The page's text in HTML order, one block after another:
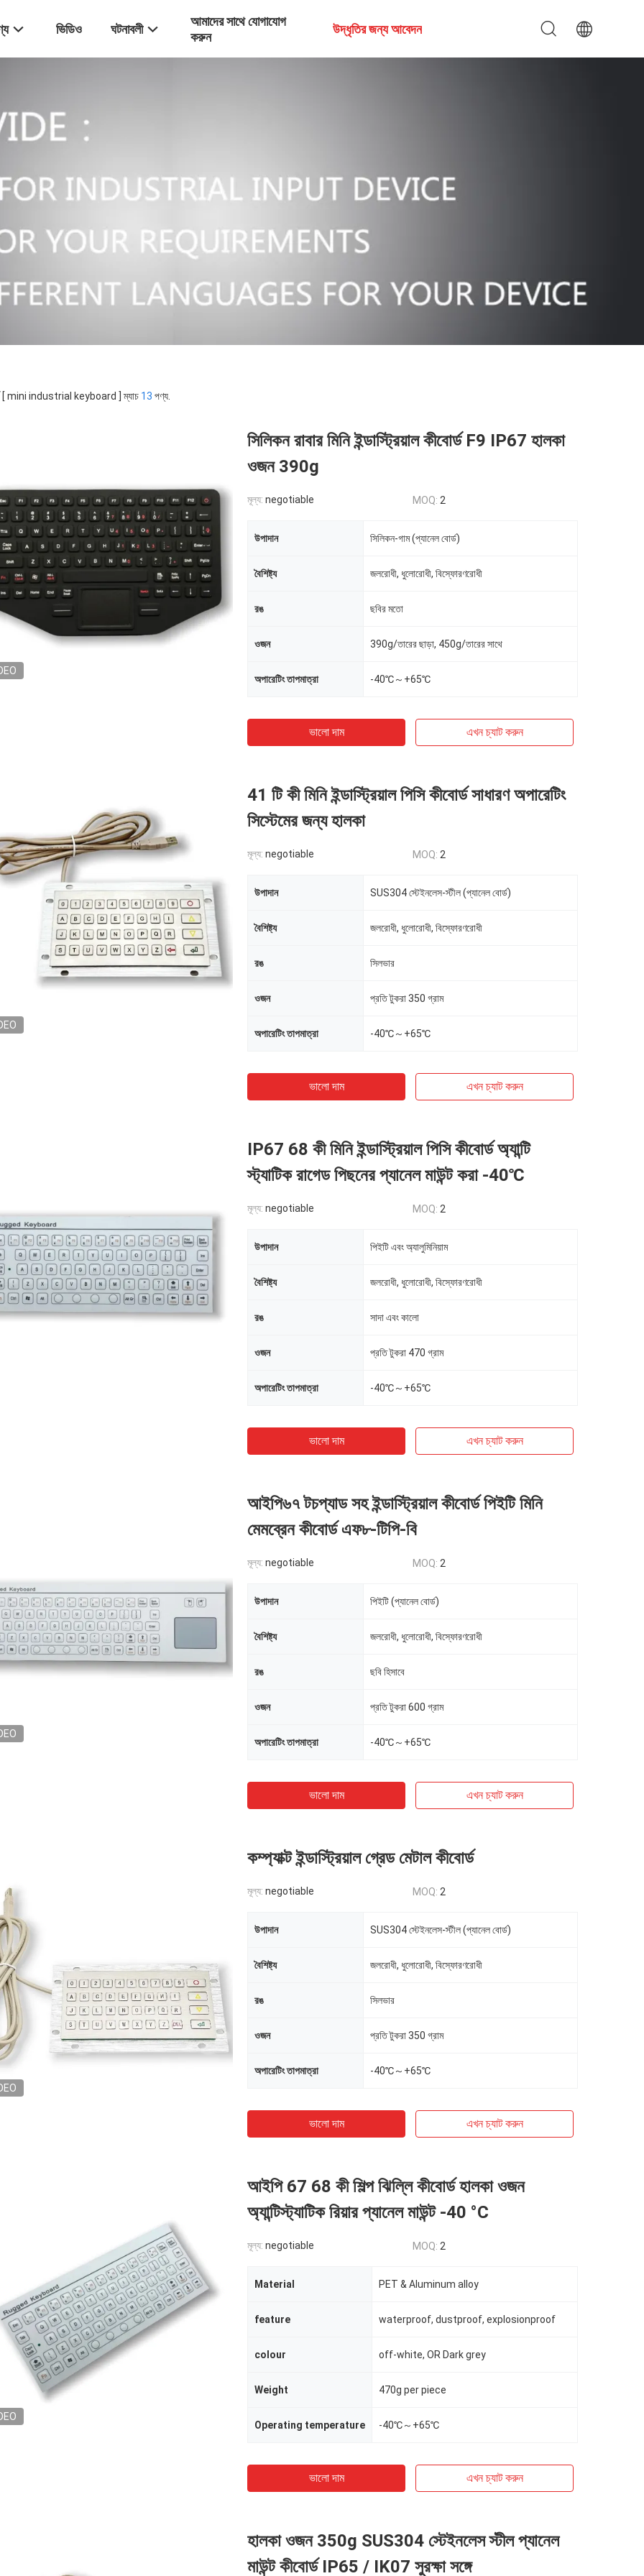
ভিডিও ঘটনাবলী
আমাদের সাথে যোগাযোগ
করুন
উদ্ধৃতির জন্য আবেদন
[ mini industrial keyboard ] ম্যাচ 13 পণ্য.
সিলিকন রাবার মিনি ইন্ডাস্ট্রিয়াল কীবোর্ড F9 IP67 হালকা
ওজন 390g
মূল্য: negotiable MOQ: 2
উপাদান সিলিকন-গাম (প্যানেল বোর্ড)
বৈশিষ্ট্য জলরোধী, ধুলোরোধী, বিস্ফোরণরোধী
রঙ ছবির মতো
ওজন 390g/তারের ছাড়া, 450g/তারের সাথে
অপারেটিং তাপমাত্রা -40℃～+65℃
ভালো দাম এখন চ্যাট করুন
41 টি কী মিনি ইন্ডাস্ট্রিয়াল পিসি কীবোর্ড সাধারণ অপারেটিং
সিস্টেমের জন্য হালকা
মূল্য: negotiable MOQ: 2
উপাদান SUS304 স্টেইনলেস-স্টীল (প্যানেল বোর্ড)
বৈশিষ্ট্য জলরোধী, ধুলোরোধী, বিস্ফোরণরোধী
রঙ সিলভার
ওজন প্রতি টুকরা 350 গ্রাম
অপারেটিং তাপমাত্রা -40℃～+65℃
ভালো দাম এখন চ্যাট করুন
IP67 68 কী মিনি ইন্ডাস্ট্রিয়াল পিসি কীবোর্ড অ্যান্টি
স্ট্যাটিক রাগেড পিছনের প্যানেল মাউন্ট করা -40℃
মূল্য: negotiable MOQ: 2
উপাদান পিইটি এবং অ্যালুমিনিয়াম
বৈশিষ্ট্য জলরোধী, ধুলোরোধী, বিস্ফোরণরোধী
রঙ সাদা এবং কালো
ওজন প্রতি টুকরা 470 গ্রাম
অপারেটিং তাপমাত্রা -40℃～+65℃
ভালো দাম এখন চ্যাট করুন
আইপি৬৭ টচপ্যাড সহ ইন্ডাস্ট্রিয়াল কীবোর্ড পিইটি মিনি
মেমব্রেন কীবোর্ড এফ৮-টিপি-বি
মূল্য: negotiable MOQ: 2
উপাদান পিইটি (প্যানেল বোর্ড)
বৈশিষ্ট্য জলরোধী, ধুলোরোধী, বিস্ফোরণরোধী
রঙ ছবি হিসাবে
ওজন প্রতি টুকরা 600 গ্রাম
অপারেটিং তাপমাত্রা -40℃～+65℃
ভালো দাম এখন চ্যাট করুন
কম্প্যাক্ট ইন্ডাস্ট্রিয়াল গ্রেড মেটাল কীবোর্ড
মূল্য: negotiable MOQ: 2
উপাদান SUS304 স্টেইনলেস-স্টীল (প্যানেল বোর্ড)
বৈশিষ্ট্য জলরোধী, ধুলোরোধী, বিস্ফোরণরোধী
রঙ সিলভার
ওজন প্রতি টুকরা 350 গ্রাম
অপারেটিং তাপমাত্রা -40℃～+65℃
ভালো দাম এখন চ্যাট করুন
আইপি 67 68 কী শিল্প ঝিল্লি কীবোর্ড হালকা ওজন
অ্যান্টিস্ট্যাটিক রিয়ার প্যানেল মাউন্ট -40 °C
মূল্য: negotiable MOQ: 2
Material PET & Aluminum alloy
feature waterproof, dustproof, explosionproof
colour off-white, OR Dark grey
Weight 470g per piece
Operating temperature -40℃～+65℃
ভালো দাম এখন চ্যাট করুন
হালকা ওজন 350g SUS304 স্টেইনলেস স্টীল প্যানেল
মাউন্ট কীবোর্ড IP65 / IK07 সুরক্ষা সঙ্গে